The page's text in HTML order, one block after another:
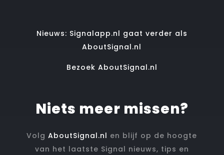
Nieuws: Signalapp.nl gaat verder als
AboutSignal.nl
Bezoek AboutSignal.nl
Niets meer missen?
VolgAboutSignal.nl en blijf op de hoogte
van het laatste Signal nieuws, tips en